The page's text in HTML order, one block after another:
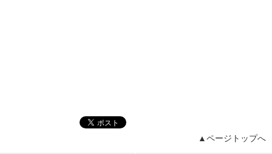
▲ページトップへ